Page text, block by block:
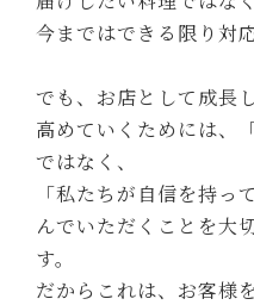
今まではできる限り対
でも、お店として成長
高めていくためには、
ではなく、
「私たちが自信を持っ
んでいただくことを大
す。
だからこれは、お客様